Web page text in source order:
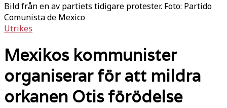
Bild från en av partiets tidigare protester. Foto: Partido
Comunista de Mexico
Utrikes
Mexikos kommunister
organiserar för att mildra
orkanen Otis förödelse